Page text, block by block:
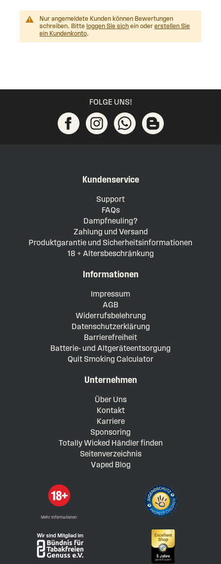
Nur angemeldete Kunden können Bewertungen
schreiben. Bitte loggen Sie sich ein oder erstellen Sie
ein Kundenkonto.
FOLGE UNS!
Kundenservice
Support
FAQs
Dampfneuling?
Zahlung und Versand
Produktgarantie und Sicherheitsinformationen
18 + Altersbeschränkung
Informationen
Impressum
AGB
Widerrufsbelehrung
Datenschutzerklärung
Barrierefreiheit
Batterie- und Altgeräteentsorgung
Quit Smoking Calculator
Unternehmen
Über Uns
Kontakt
Karriere
Sponsoring
Totally Wicked Händler finden
Seitenverzeichnis
Vaped Blog
Mehr Informationen